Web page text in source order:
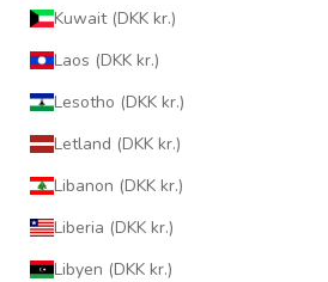
Kuwait (DKK kr.)
Laos (DKK kr.)
Lesotho (DKK kr.)
Letland (DKK kr.)
Libanon (DKK kr.)
Liberia (DKK kr.)
Libyen (DKK kr.)